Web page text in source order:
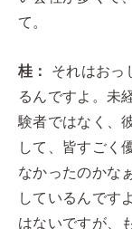
て。
桂： それはおっ
るんですよ。未
験者ではなく、
して、皆すごく
なかったのかな
しているんです
はないですが、